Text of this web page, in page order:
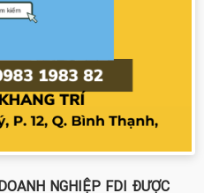
NGHIỆP FDI ĐƯỢC